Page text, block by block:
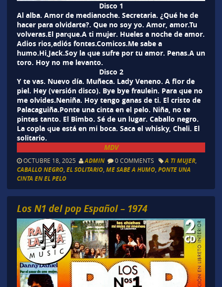
Disco 1
Al alba. Amor de medianoche. Secretaria. ¿Qué he de
hacer para olvidarte?. Que no soy yo. Amor, amor.Tu
volveras.El parque.A ti mujer. Hueles a noche de amor.
Adios rios,adiós fontes.Comicos.Me sabe a
humo.Hi,Jack.Soy la que sufre por tu amor. Penas.A un
toro. Hoy no me levanto.
Disco 2
Y te vas. Nuevo día. Muñeca. Lady Veneno. A flor de
piel. Hey (versión disco). Bye bye fraulein. Para que no
me olvides.Neniña. Hoy tengo ganas de ti. El cristo de
Palacaguiña.Ponte una cinta en el pelo. Niña, no te
pintes tanto. El Bimbo. Sé de un lugar. Caballo negro.
La copla que está en mi boca. Saca el whisky, Cheli. El
solitario.
MDV
OCTUBRE 18, 2025 ADMIN 0 COMMENTS A TI MUJER,
CABALLO NEGRO, EL SOLITARIO, ME SABE A HUMO, PONTE UNA
CINTA EN EL PELO
Los N1 del pop Español – 1974